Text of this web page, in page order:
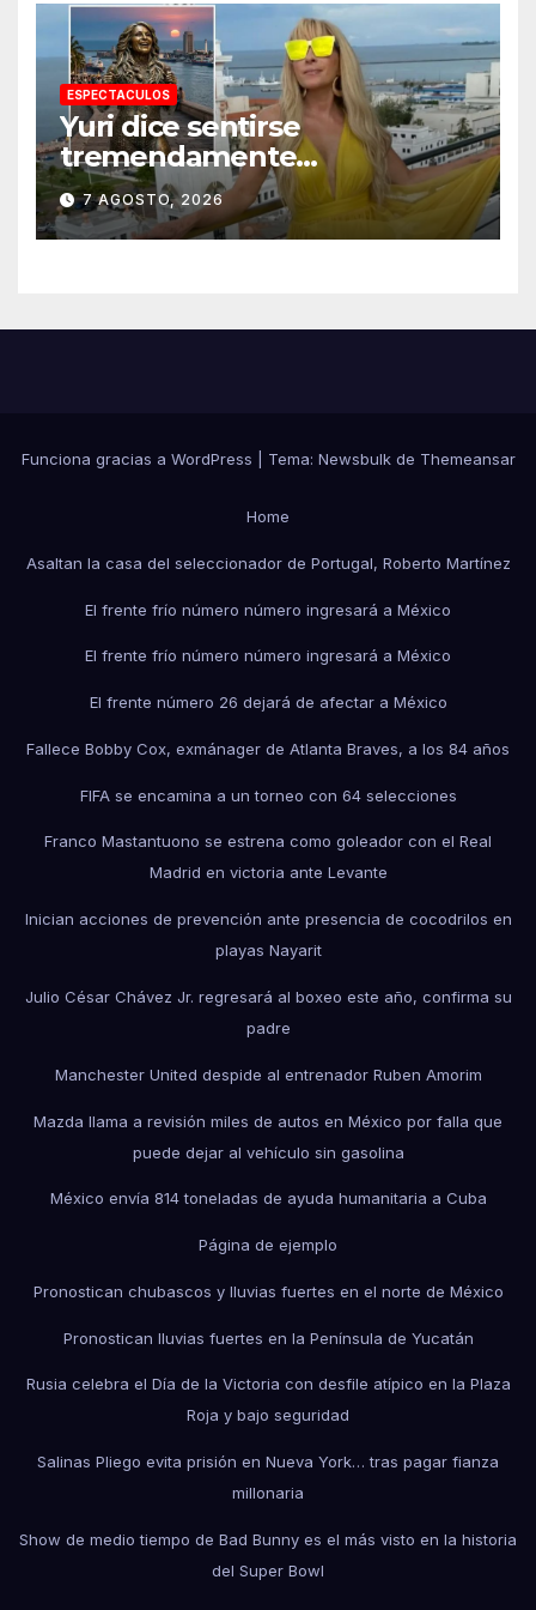
ESPECTACULOS
Yuri dice sentirse
tremendamente
emocionada sobre su estatua
que le harán en Veracruz
7 AGOSTO, 2026
Funciona gracias a WordPress Tema: Newsbulkde Themeansar
Home
Asaltan la casa del seleccionador de Portugal, Roberto Martínez
El frente frío número número ingresará a México
El frente frío número número ingresará a México
El frente número 26 dejará de afectar a México
Fallece Bobby Cox, exmánager de Atlanta Braves, a los 84 años
FIFA se encamina a un torneo con 64 selecciones
Franco Mastantuono se estrena como goleador con el Real
Madrid en victoria ante Levante
Inician acciones de prevención ante presencia de cocodrilos en
playas Nayarit
Julio César Chávez Jr. regresará al boxeo este año, confirma su
padre
Manchester United despide al entrenador Ruben Amorim
Mazda llama a revisión miles de autos en México por falla que
puede dejar al vehículo sin gasolina
México envía 814 toneladas de ayuda humanitaria a Cuba
Página de ejemplo
Pronostican chubascos y lluvias fuertes en el norte de México
Pronostican lluvias fuertes en la Península de Yucatán
Rusia celebra el Día de la Victoria con desfile atípico en la Plaza
Roja y bajo seguridad
Salinas Pliego evita prisión en Nueva York… tras pagar fianza
millonaria
Show de medio tiempo de Bad Bunny es el más visto en la historia
del Super Bowl